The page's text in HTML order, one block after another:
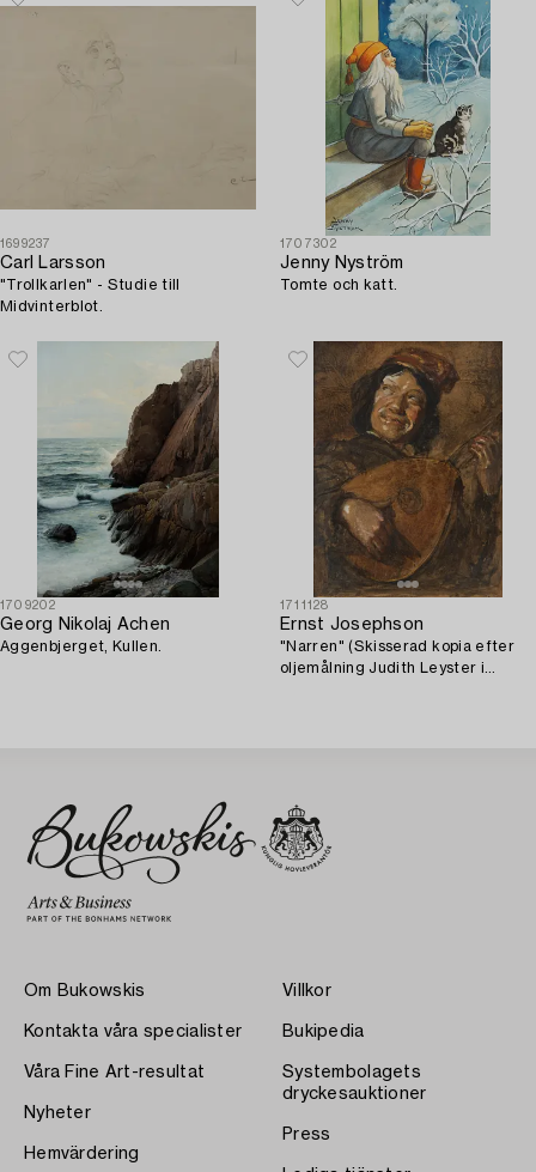
1699237
Carl Larsson
"Trollkarlen" - Studie till
Midvinterblot.
1707302
Jenny Nyström
Tomte och katt.
1709202
Georg Nikolaj Achen
Aggenbjerget, Kullen.
1711128
Ernst Josephson
"Narren" (Skisserad kopia efter
oljemålning Judith Leyster i
Om Bukowskis
Kontakta våra specialister
Våra Fine Art-resultat
Nyheter
Hemvärdering
Villkor
Bukipedia
Systembolagets
dryckesauktioner
Press